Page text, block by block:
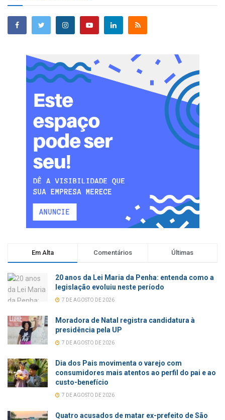
Em Alta Comentários Últimas
20 anos da Lei Maria da Penha: entenda como a
legislação evoluiu neste período
7 DE AGOSTO DE 2026
Moradora de Natal registra candidatura à
presidência pela UP
7 DE AGOSTO DE 2026
Dia dos Pais movimenta o varejo com
consumidores mais atentos ao perfil do pai e ao
custo-benefício
7 DE AGOSTO DE 2026
Quatro acusados de matar ex-prefeito de São